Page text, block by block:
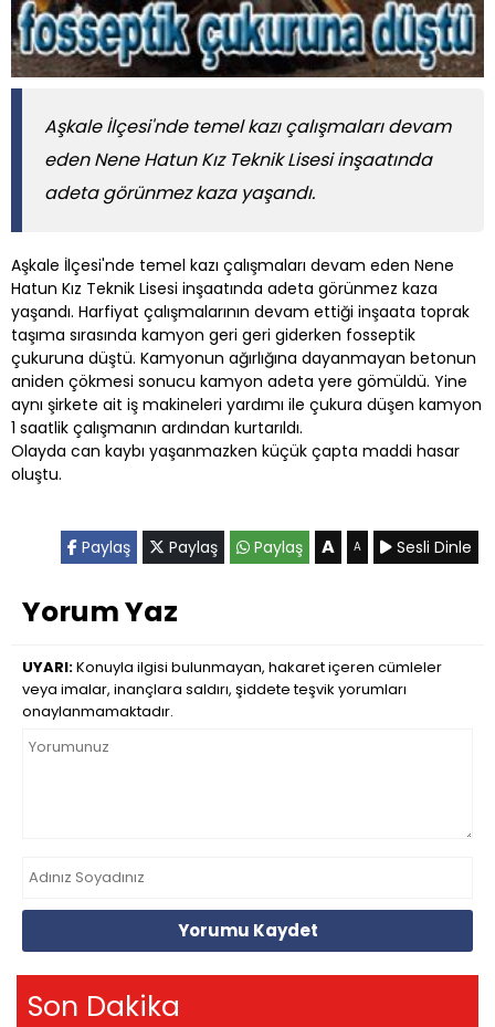
Aşkale İlçesi'nde temel kazı çalışmaları devam
eden Nene Hatun Kız Teknik Lisesi inşaatında
adeta görünmez kaza yaşandı.
Aşkale İlçesi'nde temel kazı çalışmaları devam eden Nene
Hatun Kız Teknik Lisesi inşaatında adeta görünmez kaza
yaşandı. Harfiyat çalışmalarının devam ettiği inşaata toprak
taşıma sırasında kamyon geri geri giderken fosseptik
çukuruna düştü. Kamyonun ağırlığına dayanmayan betonun
aniden çökmesi sonucu kamyon adeta yere gömüldü. Yine
aynı şirkete ait iş makineleri yardımı ile çukura düşen kamyon
1 saatlik çalışmanın ardından kurtarıldı.
Olayda can kaybı yaşanmazken küçük çapta maddi hasar
oluştu.
Paylaş Paylaş Paylaş A A Sesli Dinle
Yorum Yaz
UYARI:Konuyla ilgisi bulunmayan, hakaret içeren cümleler
veya imalar, inançlara saldırı, şiddete teşvik yorumları
onaylanmamaktadır.
Yorumu Kaydet
Son Dakika